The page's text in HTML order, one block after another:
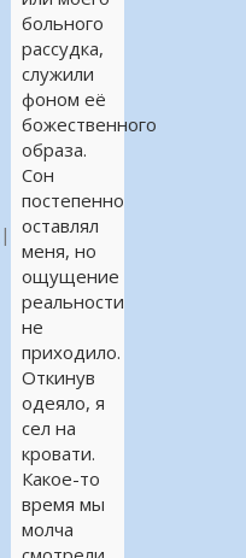
больного
рассудка,
служили
фоном её
божественного
образа.
Сон
постепенно
оставлял
меня, но
ощущение
реальности
не
приходило.
Откинув
одеяло, я
сел на
кровати.
Какое-то
время мы
молча
|